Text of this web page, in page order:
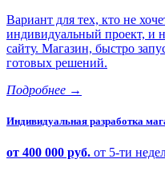
Вариант для тех, кто не
индивидуальный проект, и
сайту. Магазин, быстро
готовых решений.
Подробнее →
Индивидуальная разработка
от 400 000 руб. от 5-ти